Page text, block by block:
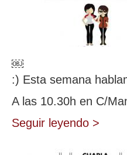
￼
:) Esta semana
A las 10.30h en C/
Seguir leyendo >